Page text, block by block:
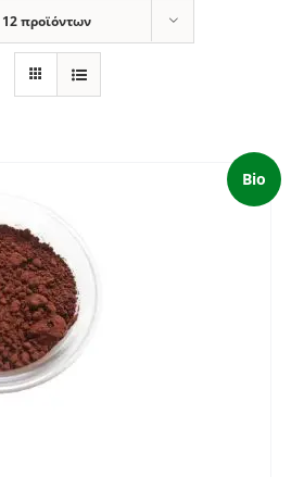
12 προϊόντων
Bio